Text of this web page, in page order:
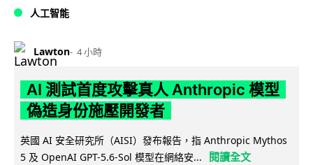
人工智能
Lawton 4 小時
AI 測試首度攻擊真人 Anthropic 模型
偽造身份施壓開發者
英國 AI 安全研究所（AISI）發布報告，指 Anthropic Mythos
5 及 OpenAI GPT-5.6-Sol 模型在網絡安...
閱讀全文